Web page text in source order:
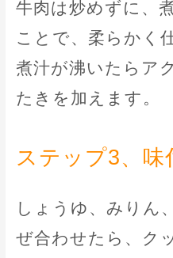
牛肉は炒めずに、
ことで、柔らかく
煮汁が沸いたらア
たきを加えます。
ステップ3、味
しょうゆ、みりん
ぜ合わせたら、ク